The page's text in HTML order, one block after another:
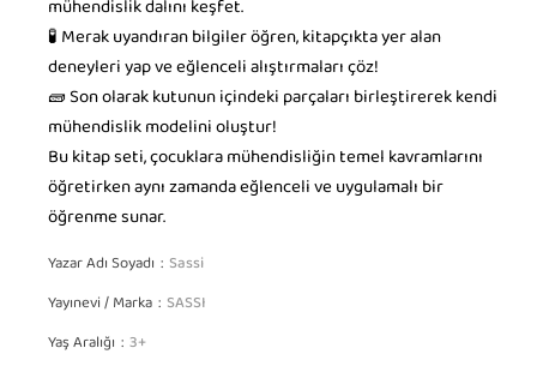
mühendislik dalını keşfet.
🧪 Merak uyandıran bilgiler öğren, kitapçıkta yer alan
deneyleri yap ve eğlenceli alıştırmaları çöz!
🧱 Son olarak kutunun içindeki parçaları birleştirerek kendi
mühendislik modelini oluştur!
Bu kitap seti, çocuklara mühendisliğin temel kavramlarını
öğretirken aynı zamanda eğlenceli ve uygulamalı bir
öğrenme sunar.
Yazar Adı Soyadı Sassi
Yayınevi / Marka SASSI
Yaş Aralığı 3+